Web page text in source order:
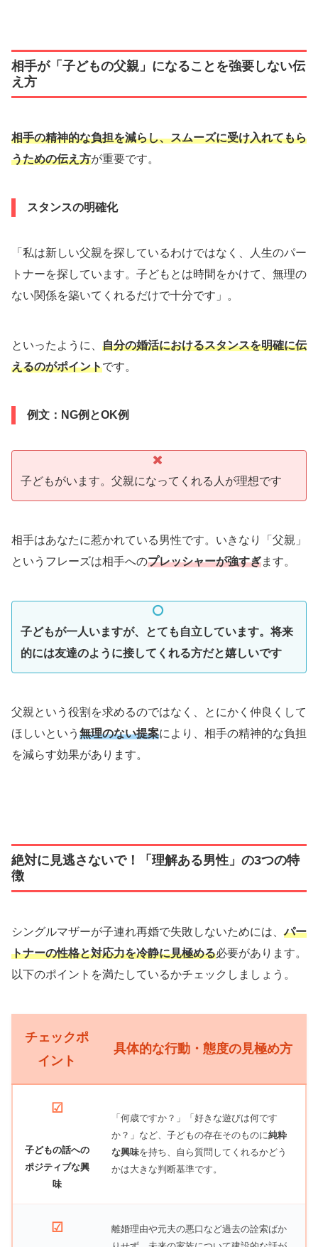
相手が「子どもの父親」になることを強要しない伝
え方
相手の精神的な負担を減らし、スムーズに受け入れてもら
うための伝え方が重要です。
スタンスの明確化
「私は新しい父親を探しているわけではなく、人生のパー
トナーを探しています。子どもとは時間をかけて、無理の
ない関係を築いてくれるだけで十分です」。
といったように、 自分の婚活におけるスタンスを明確に伝
えるのがポイントです。
例文：NG例とOK例
子どもがいます。父親になってくれる人が理想です
相手はあなたに惹かれている男性です。いきなり「父親」
というフレーズは相手へのプレッシャーが強すぎます。
子どもが一人いますが、とても自立しています。将来
的には友達のように接してくれる方だと嬉しいです
父親という役割を求めるのではなく、とにかく仲良くして
ほしいという 無理のない提案により、相手の精神的な負担
を減らす効果があります。
絶対に見逃さないで！「理解ある男性」の3つの特
徴
シングルマザーが子連れ再婚で失敗しないためには、パー
トナーの性格と対応力を冷静に見極める必要があります。
以下のポイントを満たしているかチェックしましょう。
チェックポ
イント
具体的な行動・態度の見極め方
☑
子どもの話への
ポジティブな興
味
「何歳ですか？」「好きな遊びは何です
か？」など、子どもの存在そのものに純粋
な興味を持ち、自ら質問してくれるかどう
かは大きな判断基準です。
☑
離婚理由や元夫の悪口など過去の詮索ばか